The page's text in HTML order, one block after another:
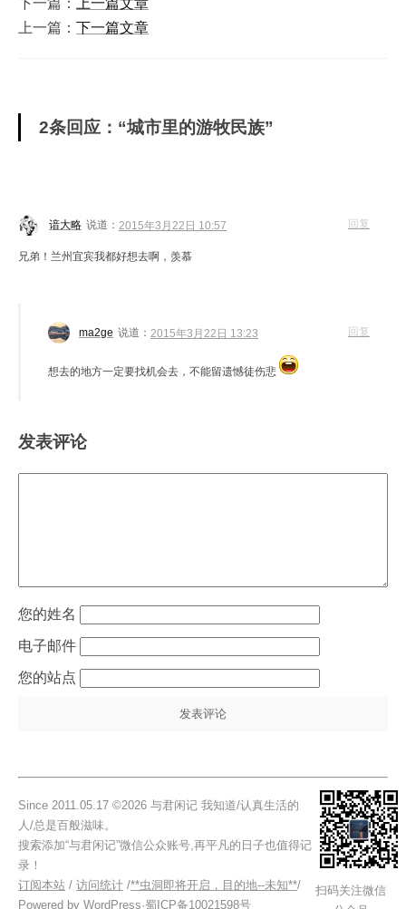
下一篇：
上一篇文章
上一篇： 下一篇文章
2条回应：“城市里的游牧民族”
谙大略 说道： 2015年3月22日 10:57
兄弟！兰州宜宾我都好想去啊，羡慕
回复
ma2ge 说道： 2015年3月22日 13:23
想去的地方一定要找机会去，不能留遗憾徒伤悲
回复
发表评论
姓名
电子邮件
站点
Since 2011.05.17 ©2026 与君闲记 我知道/认真生活的
人/总是百般滋味。
搜索添加“与君闲记”微信公众账号,再平凡的日子也值得记
录！
订阅本站 / 访问统计 /**虫洞即将开启，目的地--未知**/
Powered by WordPress·蜀ICP备10021598号
扫码关注微信